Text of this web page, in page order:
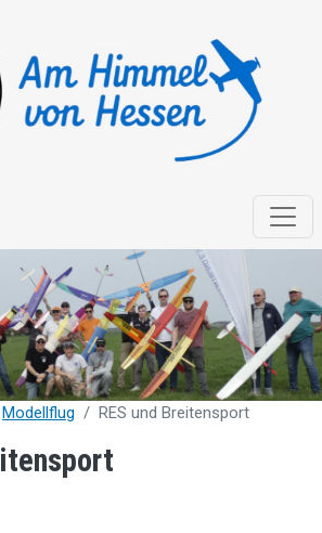
Modellflug RES und Breitensport